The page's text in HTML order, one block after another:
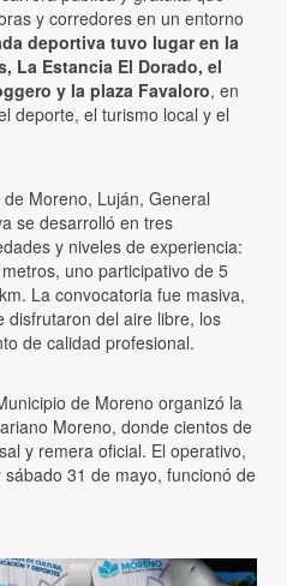
y corredores en un entorno
deportiva tuvo lugar en la
La Estancia El Dorado, el
y la plaza Favaloro, en
deporte, el turismo local y el
Moreno, Luján, General
se desarrolló en tres
y niveles de experiencia:
uno participativo de 5
La convocatoria fue masiva,
disfrutaron del aire libre, los
de calidad profesional.
de Moreno organizó la
Moreno, donde cientos de
y remera oficial. El operativo,
31 de mayo, funcionó de